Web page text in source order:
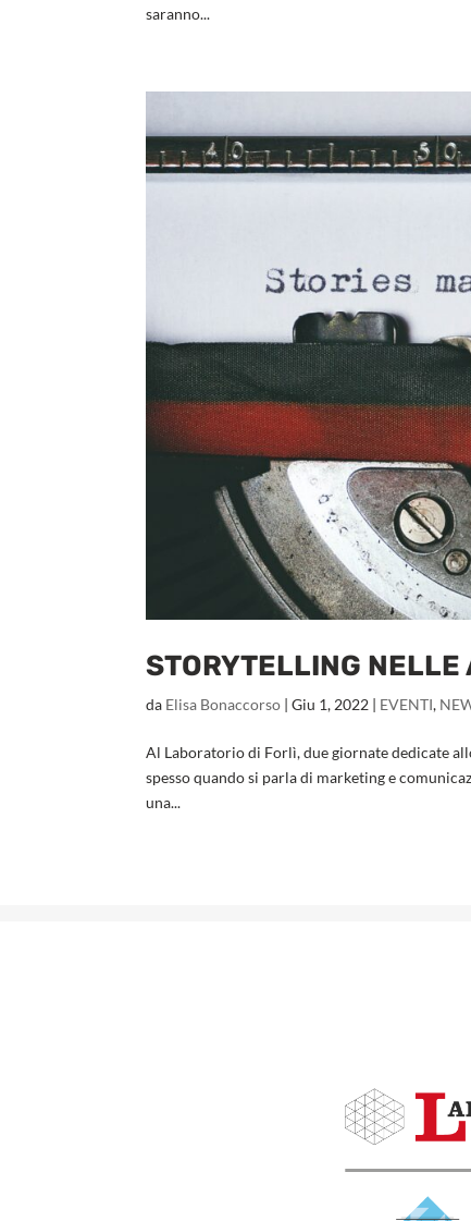
saranno...
STORYTELLING NELLE
da Elisa Bonaccorso |Giu 1, 2022 | EVENTI,
Al Laboratorio di Forlì, due giornate dedicate
spesso quando si parla di marketing e
una...